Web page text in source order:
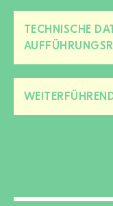
TECHNISCHE